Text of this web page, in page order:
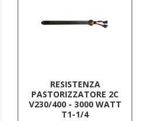
RESISTENZA
PASTORIZZATORE 2C
V230/400 - 3000 WATT
T1-1/4